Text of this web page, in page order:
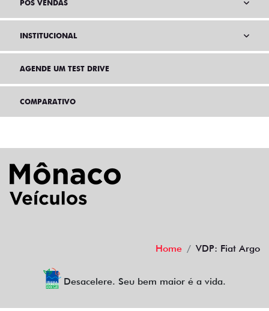
PÓS VENDAS
INSTITUCIONAL
AGENDE UM TEST DRIVE
COMPARATIVO
Home VDP: Fiat Argo
Desacelere. Seu bem maior é a vida.